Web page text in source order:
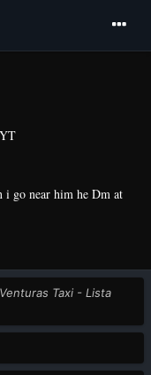
i go near him he Dm at
Taxi - Lista